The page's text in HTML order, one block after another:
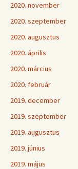
2020. november
2020. szeptember
2020. augusztus
2020. április
2020. március
2020. február
2019. december
2019. szeptember
2019. augusztus
2019. június
2019. május